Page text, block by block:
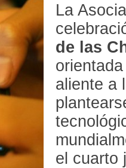
La
de las
aliente a
el cuarto